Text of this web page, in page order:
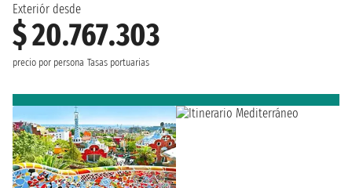
Exteriór desde
$ 20.767.303
precio por persona Tasas portuarias